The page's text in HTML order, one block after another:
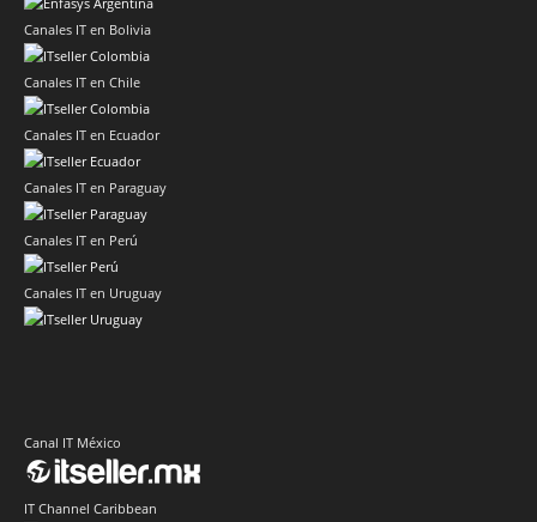
Canales IT en Bolivia
Canales IT en Chile
Canales IT en Ecuador
Canales IT en Paraguay
Canales IT en Perú
Canales IT en Uruguay
Canal IT México
IT Channel Caribbean